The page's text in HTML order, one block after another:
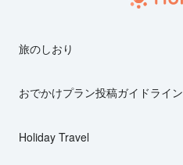
旅のしおり
おでかけプラン投稿ガイドライン
Holiday Travel